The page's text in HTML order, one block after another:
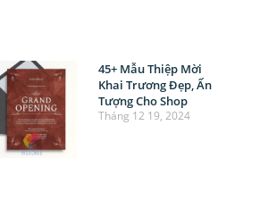
45+ Mẫu Thiệp Mời
Khai Trương Đẹp, Ấn
Tượng Cho Shop
Tháng 12 19, 2024